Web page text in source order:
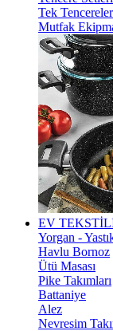
Tek Tencereler
Mutfak
EV
Yorgan -
Havlu Bornoz
Ütü Masası
Pike Takımları
Battaniye
Alez
Nevresim